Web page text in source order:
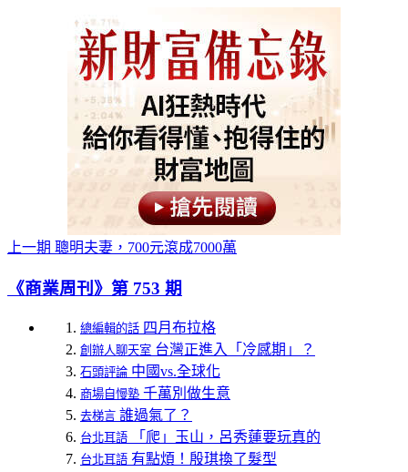
上一期 聰明夫妻，700元滾成7000萬
《商業周刊》第 753 期
總編輯的話 四月布拉格
創辦人聊天室 台灣正進入「冷感期」？
石頭評論 中國vs.全球化
商場自慢塾 千萬別做生意
去梯言 誰過氣了？
台北耳語 「爬」玉山，呂秀蓮要玩真的
台北耳語 有點煩！殷琪換了髮型